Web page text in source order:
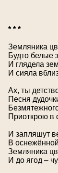
* * *
Земляника
Будто белые
И глядела
И сияла
Ах, ты
Песня
Приоткрою в
И запляшут
В
Земляника
И до ягод –